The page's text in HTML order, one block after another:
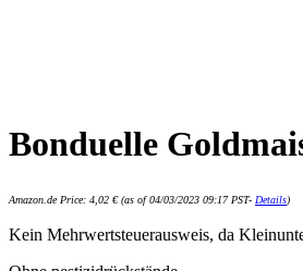
Bonduelle
Amazon.de Price: 4,02 €(as of 04/03/2023 09:17 PST- Details)
Kein Mehrwertsteuerausweis, da